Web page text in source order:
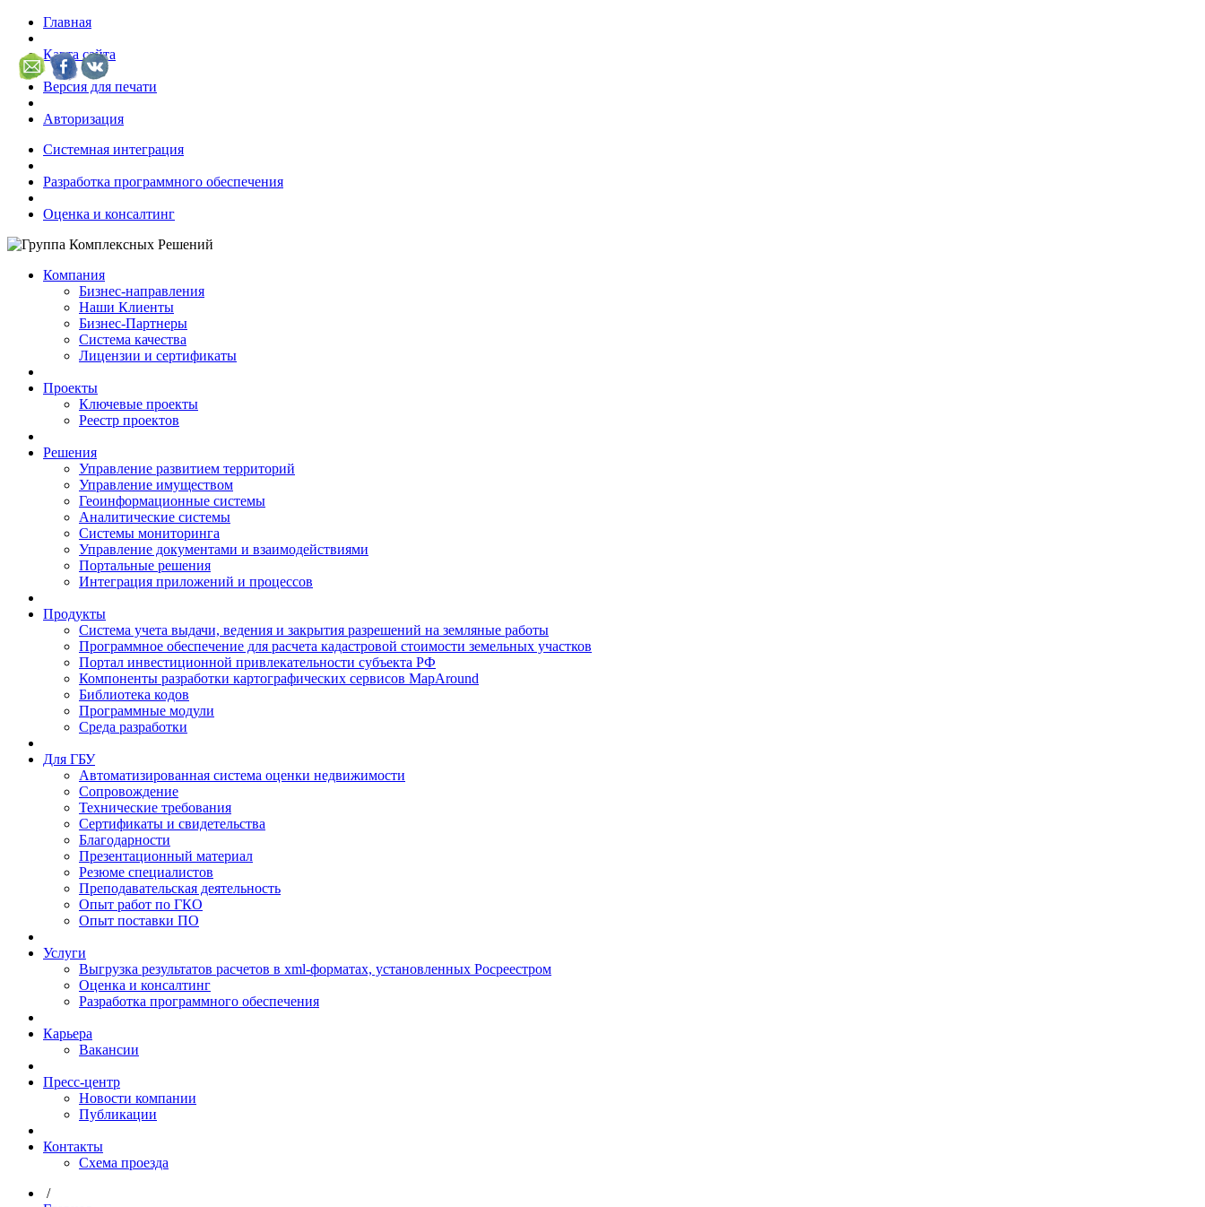
Главная
Карта сайта
Версия для печати
Авторизация
Системная интеграция
Разработка программного обеспечения
Оценка и консалтинг
Компания
Бизнес-направления
Наши Клиенты
Бизнес-Партнеры
Система качества
Лицензии и сертификаты
Проекты
Ключевые проекты
Реестр проектов
Решения
Управление развитием территорий
Управление имуществом
Геоинформационные системы
Аналитические системы
Системы мониторинга
Управление документами и взаимодействиями
Портальные решения
Интеграция приложений и процессов
Продукты
Система учета выдачи, ведения и закрытия разрешений на земляные работы
Программное обеспечение для расчета кадастровой стоимости земельных участков
Портал инвестиционной привлекательности субъекта РФ
Компоненты разработки картографических сервисов MapAround
Библиотека кодов
Программные модули
Среда разработки
Для ГБУ
Автоматизированная система оценки недвижимости
Сопровождение
Технические требования
Сертификаты и свидетельства
Благодарности
Презентационный материал
Резюме специалистов
Преподавательская деятельность
Опыт работ по ГКО
Опыт поставки ПО
Услуги
Выгрузка результатов расчетов в xml-форматах, установленных Росреестром
Оценка и консалтинг
Разработка программного обеспечения
Карьера
Вакансии
Пресс-центр
Новости компании
Публикации
Контакты
Схема проезда
/